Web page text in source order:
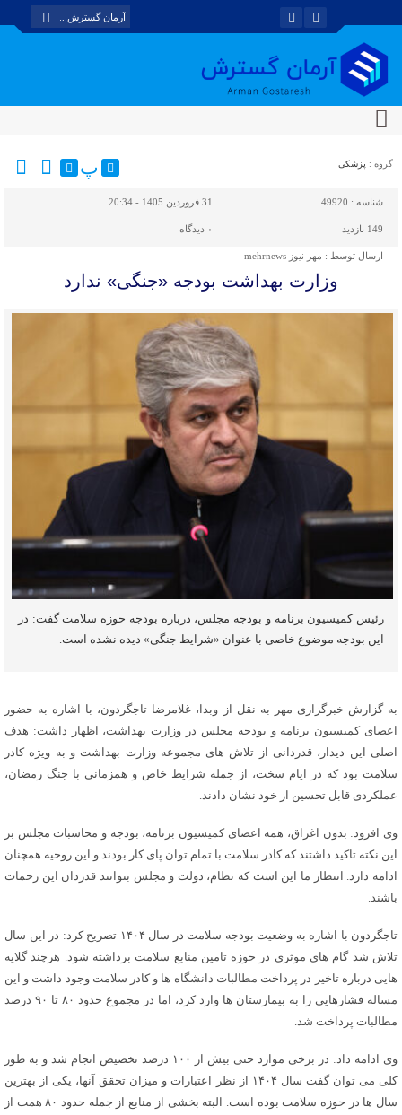
گروه : پزشکی پ
شناسه : 49920 31 فروردین 1405 - 20:34
149 بازدید ۰ دیدگاه
ارسال توسط : مهر نیوز mehrnews
وزارت بهداشت بودجه «جنگی» ندارد
رئیس کمیسیون برنامه و بودجه مجلس، درباره بودجه حوزه سلامت گفت: در
این بودجه موضوع خاصی با عنوان «شرایط جنگی» دیده نشده است.
به گزارش خبرگزاری مهر به نقل از وبدا، غلامرضا تاجگردون، با اشاره به حضور
اعضای کمیسیون برنامه و بودجه مجلس در وزارت بهداشت، اظهار داشت: هدف
اصلی این دیدار، قدردانی از تلاش های مجموعه وزارت بهداشت و به ویژه کادر
سلامت بود که در ایام سخت، از جمله شرایط خاص و همزمانی با جنگ رمضان،
عملکردی قابل تحسین از خود نشان دادند.
وی افزود: بدون اغراق، همه اعضای کمیسیون برنامه، بودجه و محاسبات مجلس بر
این نکته تاکید داشتند که کادر سلامت با تمام توان پای کار بودند و این روحیه همچنان
ادامه دارد. انتظار ما این است که نظام، دولت و مجلس بتوانند قدردان این زحمات
باشند.
تاجگردون با اشاره به وضعیت بودجه سلامت در سال ۱۴۰۴ تصریح کرد: در این سال
تلاش شد گام های موثری در حوزه تامین منابع سلامت برداشته شود. هرچند گلایه
هایی درباره تاخیر در پرداخت مطالبات دانشگاه ها و کادر سلامت وجود داشت و این
مساله فشارهایی را به بیمارستان ها وارد کرد، اما در مجموع حدود ۸۰ تا ۹۰ درصد
مطالبات پرداخت شد.
وی ادامه داد: در برخی موارد حتی بیش از ۱۰۰ درصد تخصیص انجام شد و به طور
کلی می توان گفت سال ۱۴۰۴ از نظر اعتبارات و میزان تحقق آنها، یکی از بهترین
سال ها در حوزه سلامت بوده است. البته بخشی از منابع از جمله حدود ۸۰ همت از